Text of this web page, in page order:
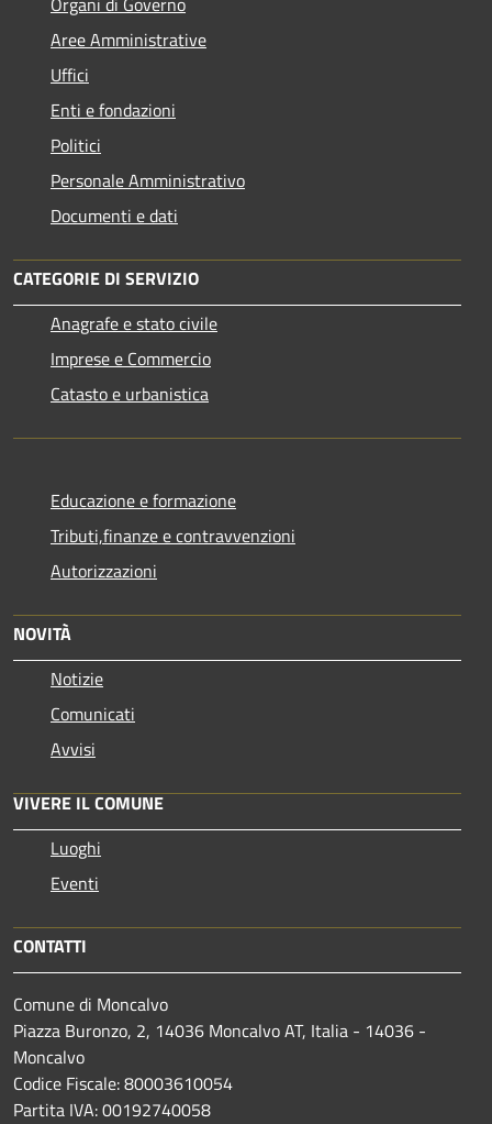
Aree Amministrative
Uffici
Enti e fondazioni
Politici
Personale Amministrativo
Documenti e dati
CATEGORIE DI SERVIZIO
Anagrafe e stato civile
Imprese e Commercio
Catasto e urbanistica
Educazione e formazione
Tributi,finanze e contravvenzioni
Autorizzazioni
NOVITÀ
Notizie
Comunicati
Avvisi
VIVERE IL COMUNE
Luoghi
Eventi
CONTATTI
Comune di Moncalvo
Piazza Buronzo, 2, 14036 Moncalvo AT, Italia - 14036 -
Moncalvo
Codice Fiscale: 80003610054
Partita IVA: 00192740058